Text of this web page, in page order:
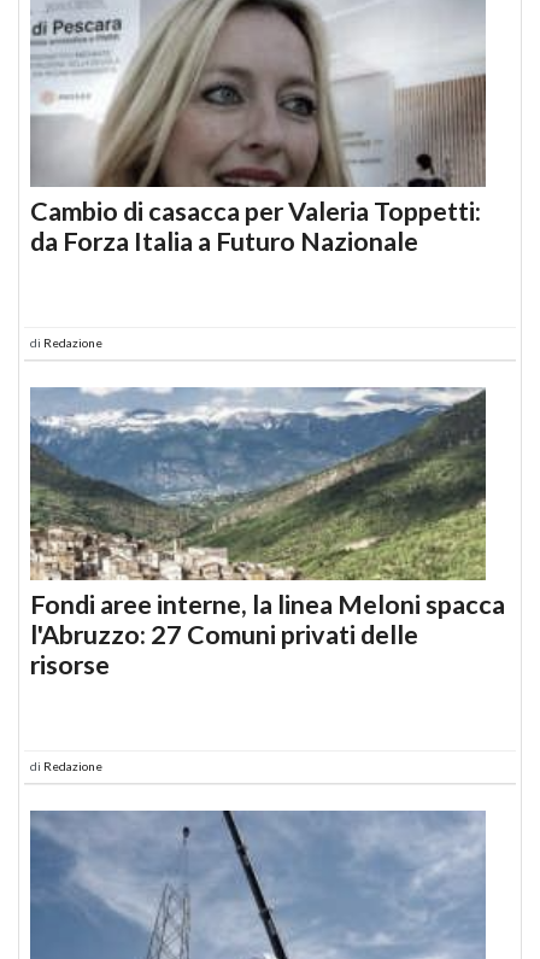
Cambio di casacca per Valeria Toppetti:
da Forza Italia a Futuro Nazionale
di Redazione
Fondi aree interne, la linea Meloni spacca
l'Abruzzo: 27 Comuni privati delle
risorse
di Redazione